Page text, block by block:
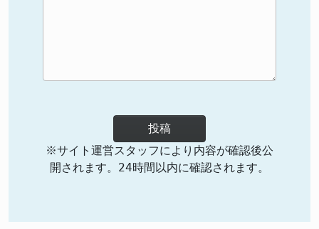
投稿
※サイト運営スタッフにより内容が確認後公
開されます。24時間以内に確認されます。